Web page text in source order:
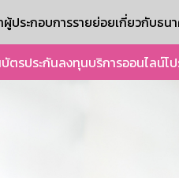
ประกอบการรายย่อยเกี่ยวกับธน
บัตรประกันลงทุนบริการออนไลน์โ